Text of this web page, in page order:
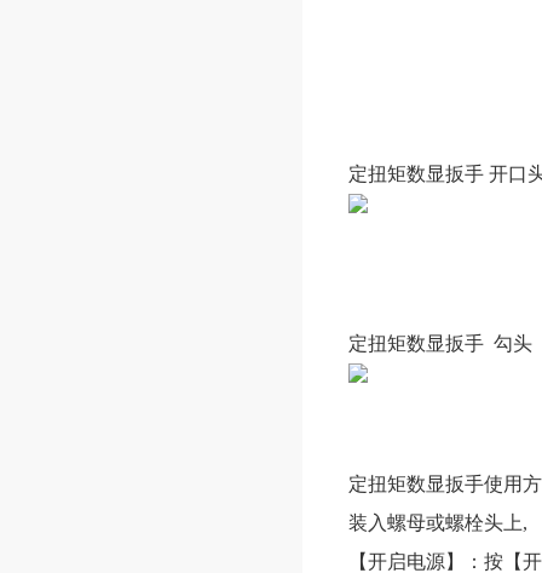
定扭矩数显扳手 开口
定扭矩数显扳手 勾头
定扭矩数显扳手使用
装入螺母或螺栓头上,
【开启电源】：按【